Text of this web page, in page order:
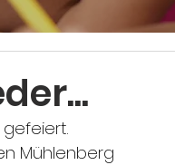
Mühlenberg